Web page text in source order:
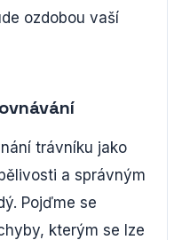
ozdobou vaší
trávníku jako
a správným
Pojďme se
kterým se lze